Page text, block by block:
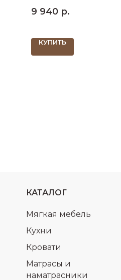
место 1600х2000 ШхД
9 940 р.
КУПИТЬ
КАТАЛОГ
Кухни
Мягкая мебель
Кровати
Матрасы и
наматрасники